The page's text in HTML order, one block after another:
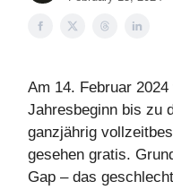
Am 14. Februar
Jahresbeginn bis zu
ganzjährig
gesehen gratis.
Gap – das